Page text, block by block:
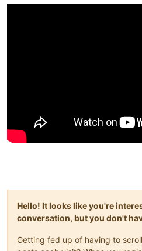
Hello! It looks like you're
conversation, but you don't
Getting fed up of having to